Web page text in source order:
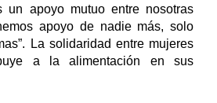
un apoyo mutuo entre nosotras
apoyo de nadie más, solo
La solidaridad entre mujeres
a la alimentación en sus